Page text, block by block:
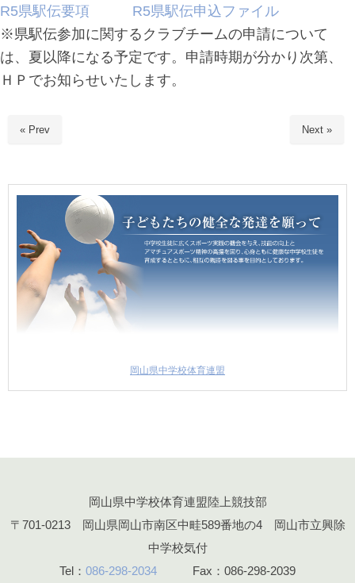
R5県駅伝要項
R5県駅伝申込ファイル
※県駅伝参加に関するクラブチームの申請について
は、夏以降になる予定です。申請時期が分かり次第、
ＨＰでお知らせいたします。
« Prev Next »
岡山県中学校体育連盟
岡山県中学校体育連盟陸上競技部
〒701-0213 岡山県岡山市南区中畦589番地の4 岡山市立興除
中学校気付
Tel： 086-298-2034 Fax：086-298-2039